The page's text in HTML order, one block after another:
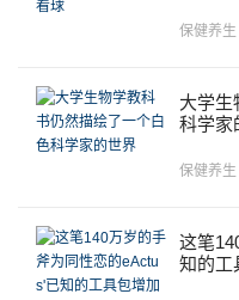
保健养生
大学生
科学家
保健养生
这笔
知的工